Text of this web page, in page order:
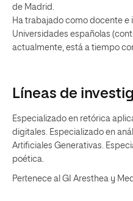
de Madrid.
Ha trabajado como docente e
Universidades españolas
actualmente, está a tiempo
Líneas de
Especializado en retórica
digitales. Especializado en
Artificiales Generativas.
poética.
Pertenece al GI Aresthea y